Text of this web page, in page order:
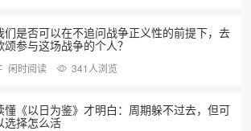
们是否可以在不追问战争正义性的前提下，去
颂参与这场战争的个人？
闲时阅读 341人浏览
懂《以日为鉴》才明白：周期躲不过去，但可
选择怎么活